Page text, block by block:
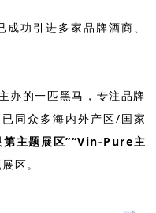
功引进多家品牌酒商、
办的一匹黑马，专注品牌
同众多海内外产区/国家
第主题展区”“Vin-Pure主
区。